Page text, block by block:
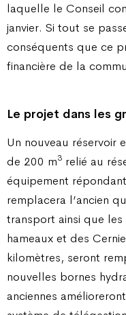
laquelle le Conseil
janvier. Si tout se
conséquents que ce
financière de la
Le projet dans les
Un nouveau réservoir
de 200 m3 relié au
équipement
remplacera l’ancien
transport ainsi que
hameaux et des
kilomètres, seront
nouvelles bornes
anciennes